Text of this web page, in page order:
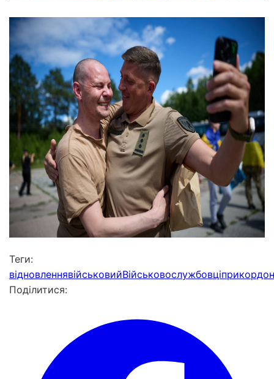
Теги:
відновленнявійськовийВійськовослужбовці
Поділитися: